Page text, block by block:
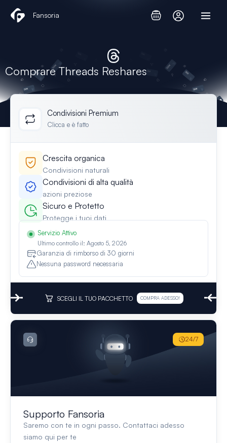
Fansoria
Comprare Threads Reshares
Condivisioni Premium
Clicca e è fatto
Crescita organica
Condivisioni naturali
Condivisioni di alta qualità
azioni preziose
Sicuro e Protetto
Protegge i tuoi dati
Servizio Attivo
Ultimo controllo il: Agosto 5, 2026
Garanzia di rimborso di 30 giorni
Nessuna password necessaria
SCEGLI IL TUO PACCHETTO COMPRA ADESSO!
Supporto Fansoria
Saremo con te in ogni passo. Contattaci adesso
siamo qui per te
24/7